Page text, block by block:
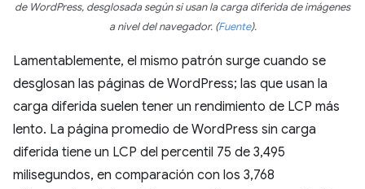
de WordPress, desglosada según si usan la carga diferida de imágenes
a nivel del navegador. (Fuente).
Lamentablemente, el mismo patrón surge cuando se
desglosan las páginas de WordPress; las que usan la
carga diferida suelen tener un rendimiento de LCP más
lento. La página promedio de WordPress sin carga
diferida tiene un LCP del percentil 75 de 3,495
milisegundos, en comparación con los 3,768